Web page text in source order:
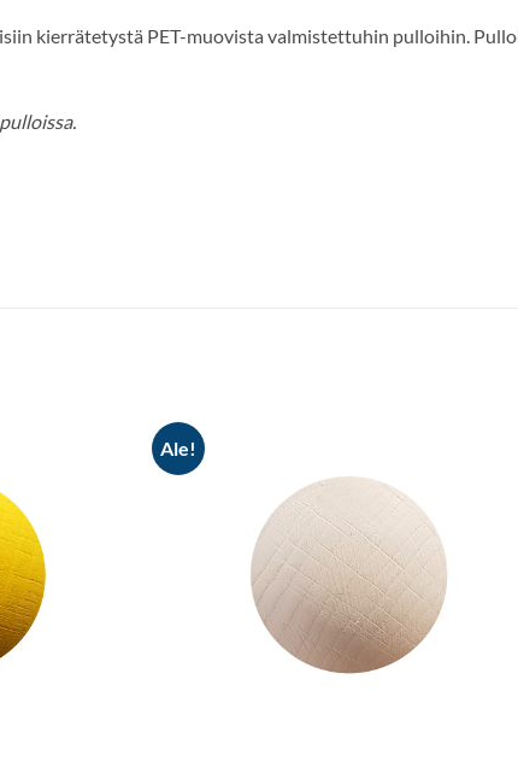
kierrätetystä PET-muovista valmistettuhin pulloihin.
Ale!